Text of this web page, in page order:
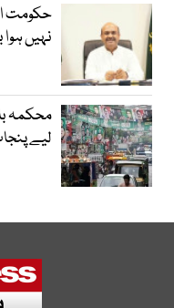
حکومت
نہیں
محکمہ
لیے